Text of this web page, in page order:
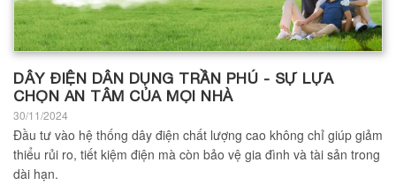
DÂY ĐIỆN DÂN DỤNG TRẦN PHÚ - SỰ LỰA
CHỌN AN TÂM CỦA MỌI NHÀ
30/11/2024
Đầu tư vào hệ thống dây điện chất lượng cao không chỉ giúp giảm
thiểu rủi ro, tiết kiệm điện mà còn bảo vệ gia đình và tài sản trong
dài hạn.